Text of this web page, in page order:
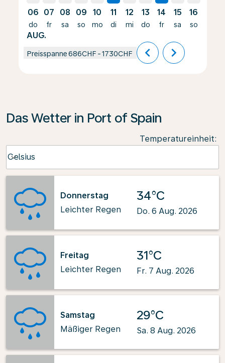
06
do
AUG.
07
fr
08
sa
09
so
10
mo
11
di
12
mi
13
do
14
fr
15
sa
16
so
Preisspanne686CHF -1730CHF chevron_left chevron_right
Das Wetter in Port of Spain
Temperatureinheit:
Celsius
keyboard_arrow_down
Donnerstag
Leichter Regen
34°C
Do. 6 Aug. 2026
Freitag
Leichter Regen
31°C
Fr. 7 Aug. 2026
Samstag
Mäßiger Regen
29°C
Sa. 8 Aug. 2026